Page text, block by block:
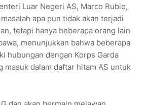
Luar Negeri AS, Marco Rubio,
apa pun tidak akan terjadi
tetapi hanya beberapa orang lain
menunjukkan bahwa beberapa
hubungan dengan Korps Garda
masuk dalam daftar hitam AS untuk